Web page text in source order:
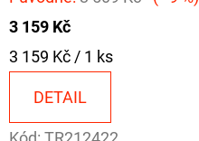
3 159 Kč
Měrná
3 159 Kč / 1 ks
DETAIL